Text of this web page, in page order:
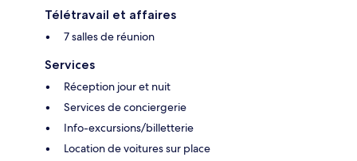
Télétravail et affaires
7 salles de réunion
Services
Réception jour et nuit
Services de conciergerie
Info-excursions/billetterie
Location de voitures sur place